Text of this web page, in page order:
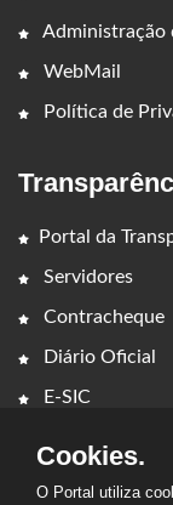
Administração
WebMail
Política de
Portal da
Servidores
Contracheque
Diário Oficial
E-SIC
Cookies.
O Portal utiliza